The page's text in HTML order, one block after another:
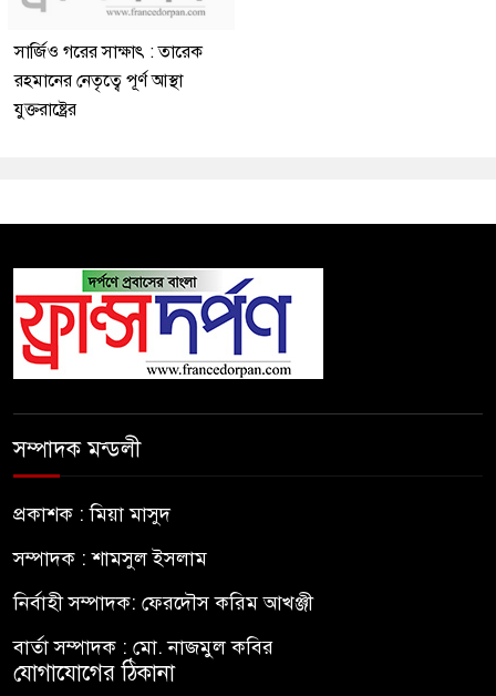
সার্জিও গরের সাক্ষাৎ : তারেক
রহমানের নেতৃত্বে পূর্ণ আস্থা
যুক্তরাষ্ট্রের
সম্পাদক মন্ডলী
প্রকাশক : মিয়া মাসুদ
সম্পাদক : শামসুল ইসলাম
নির্বাহী সম্পাদক: ফেরদৌস করিম আখঞ্জী
বার্তা সম্পাদক : মো. নাজমুল কবির
যোগাযোগের ঠিকানা